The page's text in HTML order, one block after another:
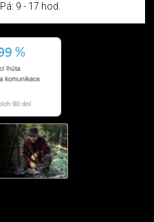
Pá: 9 - 17 hod.